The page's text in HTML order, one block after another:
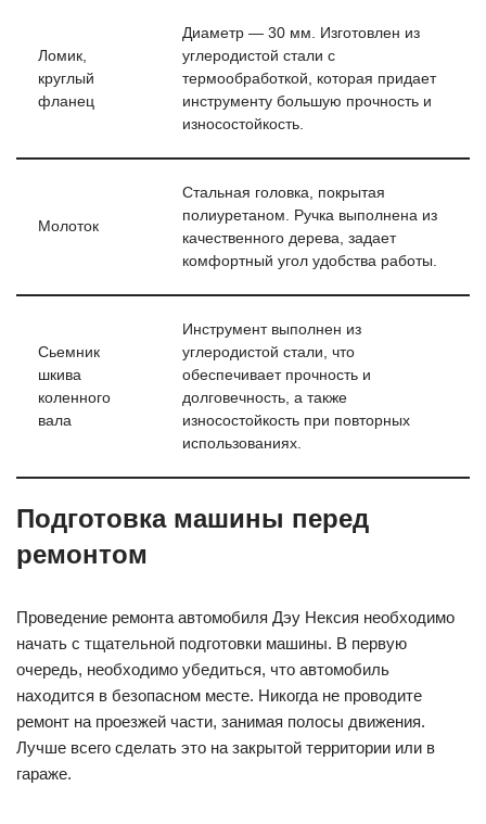
Ломик,
круглый
фланец
Диаметр — 30 мм. Изготовлен из
углеродистой стали с
термообработкой, которая придает
инструменту большую прочность и
износостойкость.
Молоток
Стальная головка, покрытая
полиуретаном. Ручка выполнена из
качественного дерева, задает
комфортный угол удобства работы.
Сьемник
шкива
коленного
вала
Инструмент выполнен из
углеродистой стали, что
обеспечивает прочность и
долговечность, а также
износостойкость при повторных
использованиях.
Подготовка машины перед
ремонтом
Проведение ремонта автомобиля Дэу Нексия необходимо
начать с тщательной подготовки машины. В первую
очередь, необходимо убедиться, что автомобиль
находится в безопасном месте. Никогда не проводите
ремонт на проезжей части, занимая полосы движения.
Лучше всего сделать это на закрытой территории или в
гараже.